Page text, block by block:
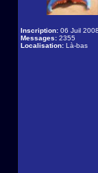
Inscription: 06 Juil 2008
Messages: 2355
Localisation: Là-bas